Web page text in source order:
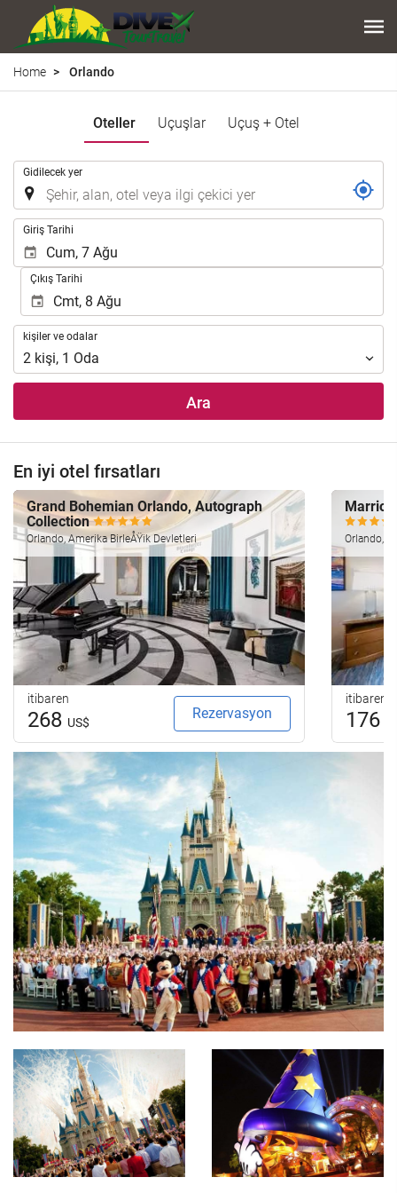
Home Orlando
Oteller Uçuşlar Uçuş + Otel
Gidilecek yer
Giriş Tarihi
Çıkış Tarihi
kişiler
ve
odalar
kişiler ve odalar
2 kişi, 1 Oda
Ara
En iyi otel fırsatları
Grand Bohemian Orlando, Autograph
Collection
Orlando, Amerika BirleÅŸik Devletleri
itibaren
268 US$
Rezervasyon
Orlando,
itibaren
176